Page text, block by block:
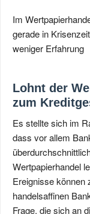
Im
gerade in
weniger Erfahrung
Lohnt der
zum
Es stellte sich im
dass vor allem
Wertpapierhandel
Ereignisse können
handelsaffinen
Frage, die sich an